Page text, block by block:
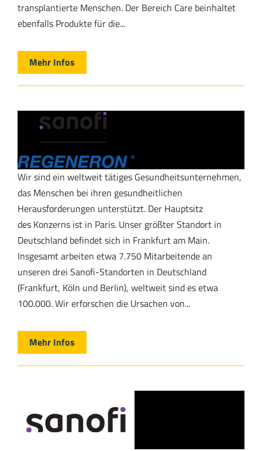
transplantierte Menschen. Der Bereich Care beinhaltet
ebenfalls Produkte für die...
Mehr Infos
Wir sind ein weltweit tätiges Gesundheitsunternehmen,
das Menschen bei ihren gesundheitlichen
Herausforderungen unterstützt. Der Hauptsitz
des Konzerns ist in Paris. Unser größter Standort in
Deutschland befindet sich in Frankfurt am Main.
Insgesamt arbeiten etwa 7.750 Mitarbeitende an
unseren drei Sanofi-Standorten in Deutschland
(Frankfurt, Köln und Berlin), weltweit sind es etwa
100.000. Wir erforschen die Ursachen von...
Mehr Infos